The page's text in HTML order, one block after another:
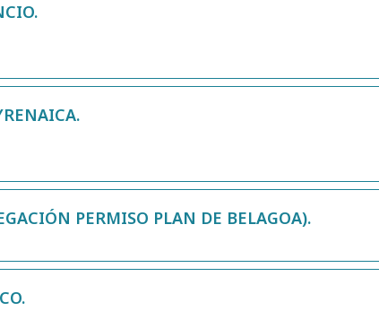
PERMISO PLAN DE BELAGOA).